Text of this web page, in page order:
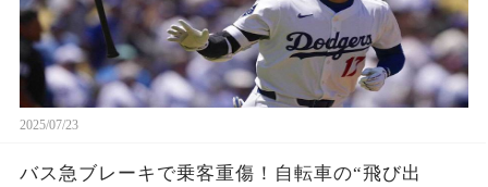
2025/07/23
バス急ブレーキで乗客重傷！自転車の“飛び出